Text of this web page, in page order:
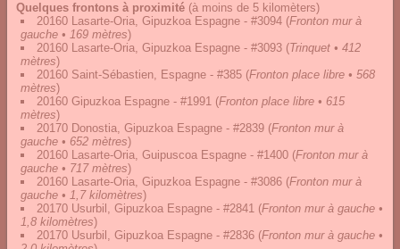
Quelques frontons à proximité (à moins de 5 kilomèters)
20160 Lasarte-Oria, Gipuzkoa Espagne - #3094 (Fronton mur à
gauche • 169 mètres)
20160 Lasarte-Oria, Gipuzkoa Espagne - #3093 (Trinquet • 412
mètres)
20160 Saint-Sébastien, Espagne - #385 (Fronton place libre • 568
mètres)
20160 Gipuzkoa Espagne - #1991 (Fronton place libre • 615
mètres)
20170 Donostia, Gipuzkoa Espagne - #2839 (Fronton mur à
gauche • 652 mètres)
20160 Lasarte-Oria, Guipuscoa Espagne - #1400 (Fronton mur à
gauche • 717 mètres)
20160 Lasarte-Oria, Gipuzkoa Espagne - #3086 (Fronton mur à
gauche • 1,7 kilomètres)
20170 Usurbil, Gipuzkoa Espagne - #2841 (Fronton mur à gauche •
1,8 kilomètres)
20170 Usurbil, Gipuzkoa Espagne - #2836 (Fronton mur à gauche •